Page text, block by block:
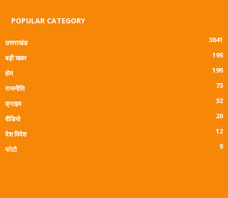
POPULAR CATEGORY
उत्तराखंड
3841
बड़ी खबर
199
होम
199
राजनीति
73
क्राइम
32
वीडियो
20
देश विदेश
12
फोटो
9